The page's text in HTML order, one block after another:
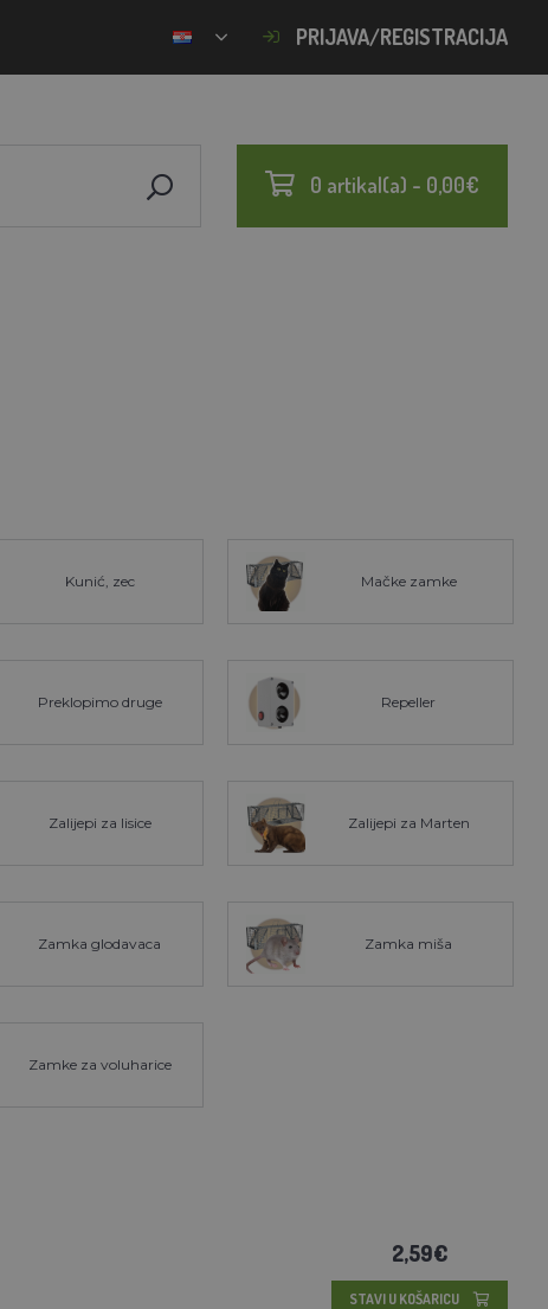
PRIJAVA/REGISTRACIJA
0 artikal(a) - 0,00€
Kunić, zec Mačke zamke
Preklopimo druge Repeller
Zalijepi za lisice Zalijepi za Marten
Zamka glodavaca Zamka miša
Zamke za voluharice
2,59€
STAVI U KOŠARICU